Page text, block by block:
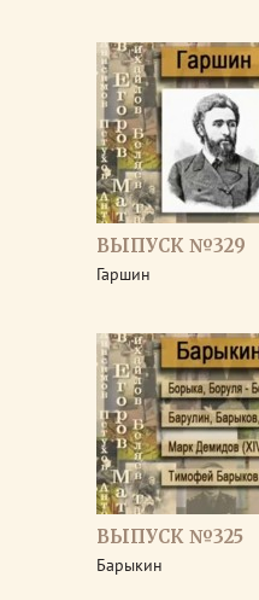
ВЫПУСК №329
Гаршин
ВЫПУСК №325
Барыкин